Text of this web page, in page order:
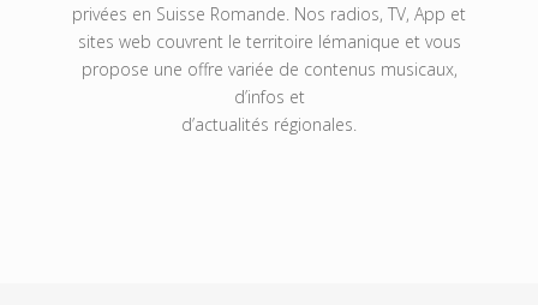
privées en Suisse Romande. Nos radios, TV, App et
sites web couvrent le territoire lémanique et vous
propose une offre variée de contenus musicaux,
d’infos et
d’actualités régionales.